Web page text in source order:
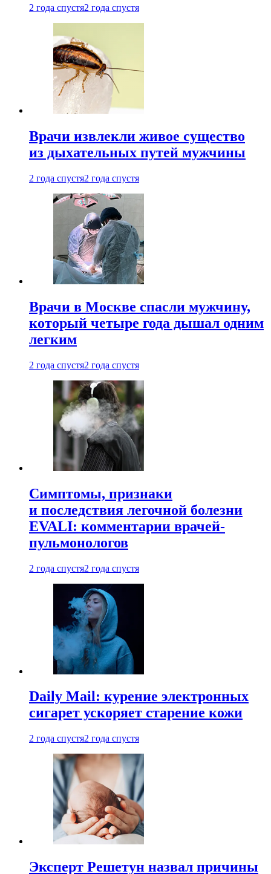
2 года спустя2 года спустя
Врачи извлекли живое существо
из дыхательных путей мужчины
2 года спустя2 года спустя
Врачи в Москве спасли мужчину,
который четыре года дышал одним
легким
2 года спустя2 года спустя
Симптомы, признаки
и последствия легочной болезни
EVALI: комментарии врачей-
пульмонологов
2 года спустя2 года спустя
Daily Mail: курение электронных
сигарет ускоряет старение кожи
2 года спустя2 года спустя
Эксперт Решетун назвал причины